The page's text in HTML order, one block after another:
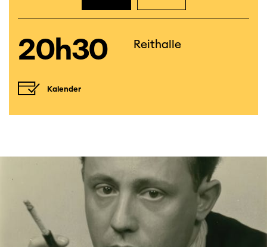
20h30 Reithalle
Kalender